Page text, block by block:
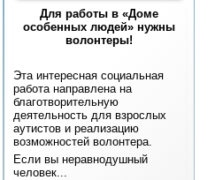
Для работы в «Доме
особенных людей» нужны
волонтеры!
Эта интересная социальная
работа направлена на
благотворительную
деятельность для взрослых
аутистов и реализацию
возможностей волонтера.
Если вы неравнодушный
человек...